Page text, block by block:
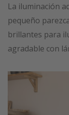
La iluminación
pequeño
brillantes para
agradable con